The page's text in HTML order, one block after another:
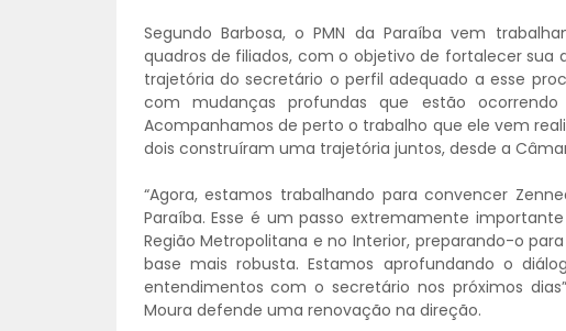
Segundo Barbosa, o PMN da Paraíba vem
quadros de filiados, com o objetivo de fortalecer sua
trajetória do secretário o perfil adequado a esse
com mudanças profundas que estão
Acompanhamos de perto o trabalho que ele vem
dois construíram uma trajetória juntos, desde a
“Agora, estamos trabalhando para convencer
Paraíba. Esse é um passo extremamente
Região Metropolitana e no Interior, preparando-o
base mais robusta. Estamos aprofundando o
entendimentos com o secretário nos próximos
Moura defende uma renovação na direção.